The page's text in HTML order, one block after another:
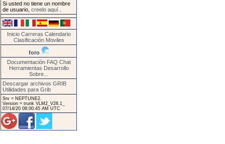
Si usted no tiene un nombre
de usuario, creelo aquí
Inicio Carreras Calendario
Clasificación Moviles
foro
Documentación FAQ Chat
Herramientas Desarrollo
Sobre...
Descargar archivos GRIB
Utilidades para Grib
Srv = NEPTUNE2.
Version = trunk VLM2_V28.1_
07/14/20 08:00:45 AM UTC